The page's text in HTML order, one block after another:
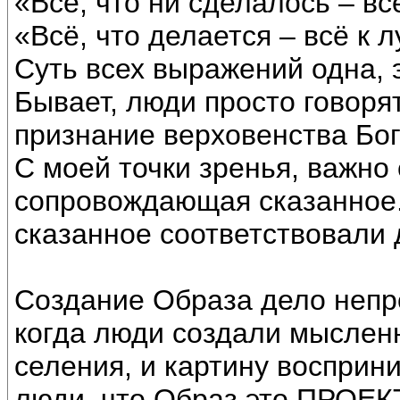
«Всё, что делается – всё к
Суть всех выражений одна,
Бывает, люди просто
признание верховенства
С моей точки зренья,
сопровождающая
сказанное соответствовали
Создание Образа дело
когда люди создали
селения, и картину